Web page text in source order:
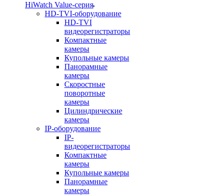
HiWatch Value-серия
HD-TVI-оборудование
HD-TVI
видеорегистраторы
Компактные
камеры
Купольные камеры
Панорамные
камеры
Скоростные
поворотные
камеры
Цилиндрические
камеры
IP-оборудование
IP-
видеорегистраторы
Компактные
камеры
Купольные камеры
Панорамные
камеры